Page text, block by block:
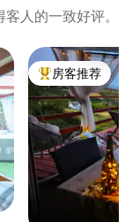
人的一致好评。
热门「房客推荐」
房客推荐